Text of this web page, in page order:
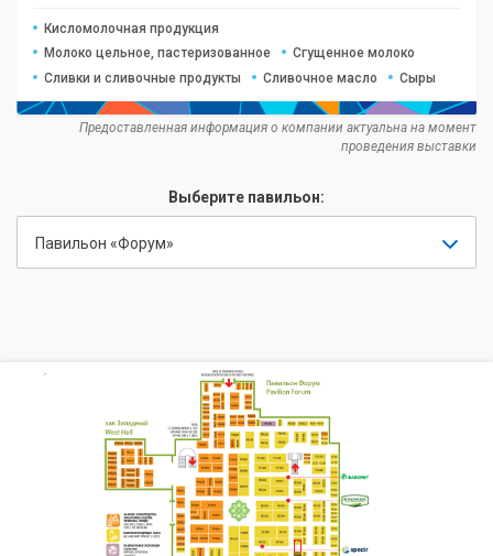
Кисломолочная продукция
Молоко цельное, пастеризованное
Сгущенное молоко
Сливки и сливочные продукты
Сливочное масло Сыры
Предоставленная информация о компании актуальна на момент
проведения выставки
Выберите павильон:
Павильон «Форум»